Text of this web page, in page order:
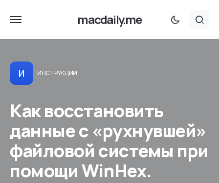
macdaily.me
И ИНСТРУКЦИИ
Как восстановить
данные с «рухнувшей»
файловой системы при
помощи WinHex.